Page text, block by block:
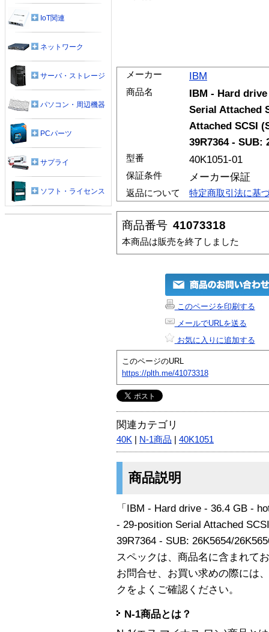
メーカー IBM
商品名
IBM - Hard
Serial Attached
Attached SCSI
39R7364 - SUB:
型番 40K1051-01
保証条件 メーカー保証
返品について 特定商取引法に基
商品番号 41073318
本商品は販売を終了しました
このページを印刷する
メールでURLを送る
お気に入りに追加する
このページのURL
https://plth.me/41073318
関連カテゴリ
40K N-1商品 40K1051
商品説明
「IBM - Hard drive - 36.4 GB -
- 29-position Serial Attached
39R7364 - SUB: 26K5654/
スペックは、商品名に含まれて
お問合せ、お買い求めの際には
クをよくご確認ください。
N-1商品とは？
IoT関連
ネットワーク
サーバ・ストレージ
パソコン・周辺機器
PCパーツ
サプライ
ソフト・ライセンス